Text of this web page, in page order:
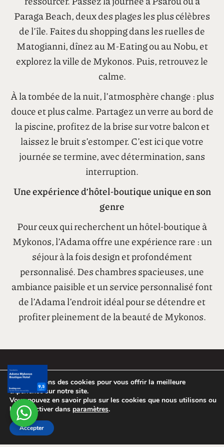
Situé juste à l’extérieur du cœur animé de Chora,
l’Adama offre à ses clients le meilleur des deux
mondes : un accès facile aux sites les plus
célèbres de l’île et un havre de paix où se
ressourcer. Passez la journée à Psarou ou à
de l’île. Faites du shopping dans les ruelles de
Matogianni, dînez au M-Eating ou au Nobu, et
explorez la ville de Mykonos. Puis, retrouvez le
calme.
À la tombée de la nuit, l’atmosphère change : plus
douce et plus calme. Partagez un verre au bord de
la piscine, profitez de la brise sur votre balcon et
laissez le bruit s’estomper. C’est ici que votre
journée se termine, avec détermination, sans
interruption.
Une expérience d’hôtel-boutique unique en son
genre
Pour ceux qui recherchent un hôtel-boutique à
Mykonos, l’Adama offre une expérience rare : un
séjour à la fois design et profondément
de l’Adama l’endroit idéal pour se détendre et
profiter pleinement de la beauté de Mykonos.
Nous utilisons des cookies pour vous offrir la meilleure
expérience sur notre site.
Vous pouvez en savoir plus sur les cookies que nous utilisons ou
les désactiver dans paramètres.
Accepter